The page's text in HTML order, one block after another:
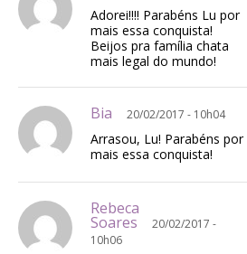
Adorei!!!! Parabéns Lu por
mais essa conquista!
Beijos pra família chata
mais legal do mundo!
Bia 20/02/2017 - 10h04
Arrasou, Lu! Parabéns por
mais essa conquista!
Rebeca
Soares
20/02/2017 -
10h06